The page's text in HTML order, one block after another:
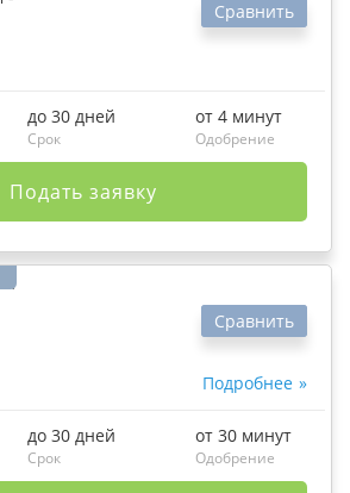
Сравнить
до 30 дней
Срок
от 4 минут
Одобрение
Подать заявку
Подробнее
Сравнить
до 30 дней
Срок
от 30 минут
Одобрение